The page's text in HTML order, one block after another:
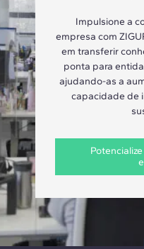
Impulsione a
empresa com
em transferir
ponta para
ajudando-as a
capacidade de